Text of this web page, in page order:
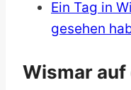
Ein Tag in
gesehen
Wismar auf